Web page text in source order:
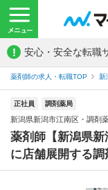
! 安心・安全な転職
薬剤師の求人・転職TOP 新
正社員 調剤薬局
新潟県新潟市江南区・調剤
薬剤師【新潟県
に店舗展開する調